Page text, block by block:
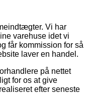
Vi har
varehuse idet vi
får kommission for så
laver en handel.
på nettet
for os at give
efter seneste